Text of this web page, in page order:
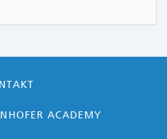
ACADEMY